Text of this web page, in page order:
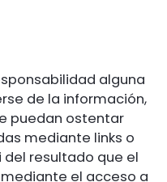
alguna
de la información,
puedan ostentar
mediante links o
resultado que el
el acceso a